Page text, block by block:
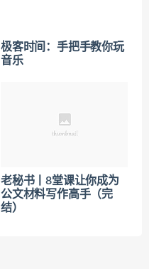
极客时间：手把手教你玩
音乐
老秘书丨8堂课让你成为
公文材料写作高手（完
结）